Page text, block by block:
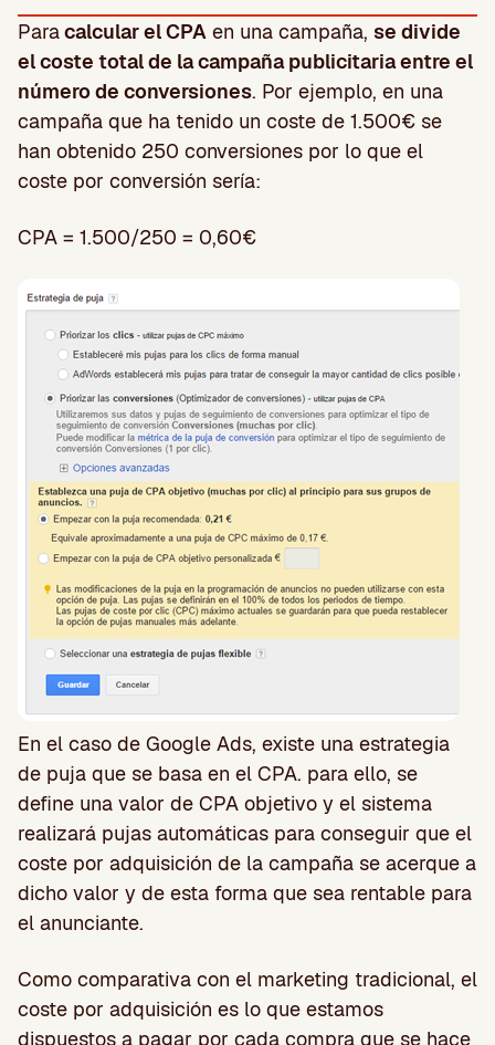
Paracalcular el CPA en una campaña, se divide
el coste total de la campaña publicitaria entre el
número de conversiones. Por ejemplo, en una
campaña que ha tenido un coste de 1.500€ se
han obtenido 250 conversiones por lo que el
coste por conversión sería:
CPA = 1.500/250 = 0,60€
En el caso de Google Ads, existe una estrategia
de puja que se basa en el CPA. para ello, se
define una valor de CPA objetivo y el sistema
realizará pujas automáticas para conseguir que el
coste por adquisición de la campaña se acerque a
dicho valor y de esta forma que sea rentable para
el anunciante.
Como comparativa con el marketing tradicional, el
coste por adquisición es lo que estamos
dispuestos a pagar por cada compra que se hace